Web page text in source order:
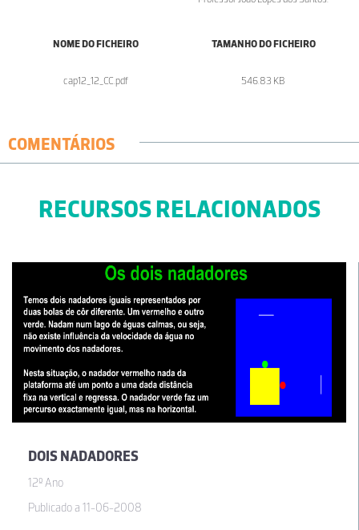
NOME DO FICHEIRO
cap12_12_CC.pdf
TAMANHO DO FICHEIRO
546.83 KB
COMENTÁRIOS
RECURSOS RELACIONADOS
DOIS NADADORES
12º Ano
Publicado a 11-06-2008